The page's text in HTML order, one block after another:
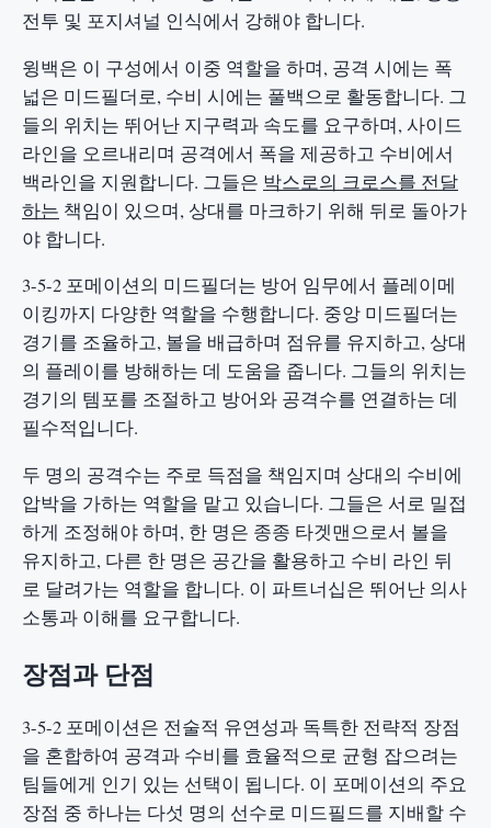
전투 및 포지셔널 인식에서 강해야 합니다.
윙백은 이 구성에서 이중 역할을 하며, 공격 시에는 폭
넓은 미드필더로, 수비 시에는 풀백으로 활동합니다. 그
들의 위치는 뛰어난 지구력과 속도를 요구하며, 사이드
라인을 오르내리며 공격에서 폭을 제공하고 수비에서
백라인을 지원합니다. 그들은 박스로의 크로스를 전달
하는 책임이 있으며, 상대를 마크하기 위해 뒤로 돌아가
야 합니다.
3-5-2 포메이션의 미드필더는 방어 임무에서 플레이메
이킹까지 다양한 역할을 수행합니다. 중앙 미드필더는
경기를 조율하고, 볼을 배급하며 점유를 유지하고, 상대
의 플레이를 방해하는 데 도움을 줍니다. 그들의 위치는
경기의 템포를 조절하고 방어와 공격수를 연결하는 데
필수적입니다.
두 명의 공격수는 주로 득점을 책임지며 상대의 수비에
압박을 가하는 역할을 맡고 있습니다. 그들은 서로 밀접
하게 조정해야 하며, 한 명은 종종 타겟맨으로서 볼을
유지하고, 다른 한 명은 공간을 활용하고 수비 라인 뒤
로 달려가는 역할을 합니다. 이 파트너십은 뛰어난 의사
소통과 이해를 요구합니다.
장점과 단점
3-5-2 포메이션은 전술적 유연성과 독특한 전략적 장점
을 혼합하여 공격과 수비를 효율적으로 균형 잡으려는
팀들에게 인기 있는 선택이 됩니다. 이 포메이션의 주요
장점 중 하나는 다섯 명의 선수로 미드필드를 지배할 수